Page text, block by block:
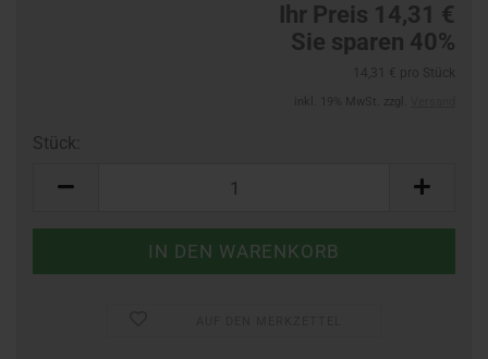
Ihr Preis 14,31 €
Sie sparen 40%
Stück: